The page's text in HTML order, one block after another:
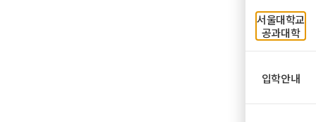
서울대학교
공과대학
입학안내